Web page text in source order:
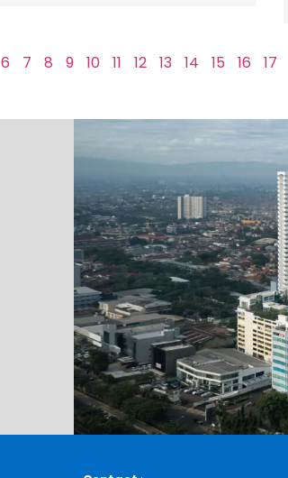
6 7 8 9 10 11 12 13 14 15 16 17